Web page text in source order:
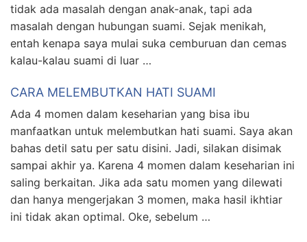
tidak ada masalah dengan anak-anak, tapi ada
masalah dengan hubungan suami. Sejak menikah,
entah kenapa saya mulai suka cemburuan dan cemas
kalau-kalau suami di luar …
CARA MELEMBUTKAN HATI SUAMI
Ada 4 momen dalam keseharian yang bisa ibu
manfaatkan untuk melembutkan hati suami. Saya akan
bahas detil satu per satu disini. Jadi, silakan disimak
sampai akhir ya. Karena 4 momen dalam keseharian ini
saling berkaitan. Jika ada satu momen yang dilewati
dan hanya mengerjakan 3 momen, maka hasil ikhtiar
ini tidak akan optimal. Oke, sebelum …